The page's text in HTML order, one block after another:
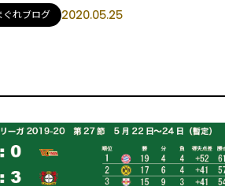
ぐれブログ 2020.05.25